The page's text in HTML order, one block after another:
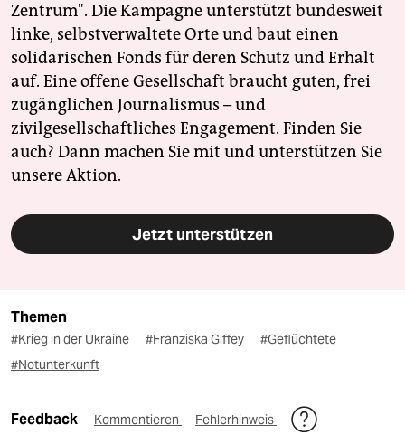
Zentrum". Die Kampagne unterstützt bundesweit
linke, selbstverwaltete Orte und baut einen
solidarischen Fonds für deren Schutz und Erhalt
auf. Eine offene Gesellschaft braucht guten, frei
zugänglichen Journalismus – und
zivilgesellschaftliches Engagement. Finden Sie
auch? Dann machen Sie mit und unterstützen Sie
unsere Aktion.
Jetzt unterstützen
Themen
#Krieg in der Ukraine #Franziska Giffey
#Geflüchtete
#Notunterkunft
Feedback Kommentieren Fehlerhinweis